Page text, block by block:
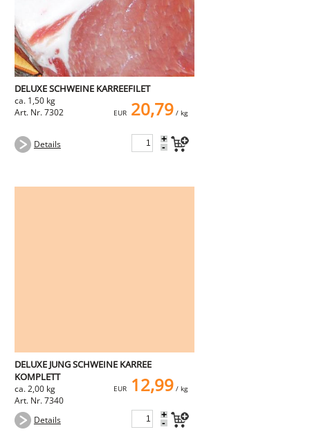
DELUXE SCHWEINE KARREEFILET
ca. 1,50 kg
Art. Nr. 7302
EUR 20,79/ kg
Details +
-
DELUXE JUNG SCHWEINE KARREE
KOMPLETT
ca. 2,00 kg
Art. Nr. 7340
EUR 12,99/ kg
Details +
-